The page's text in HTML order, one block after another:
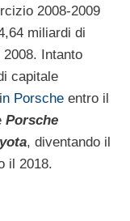
2008-2009
miliardi di
Intanto
capitale
Porsche entro il
Porsche
, diventando il
il 2018.